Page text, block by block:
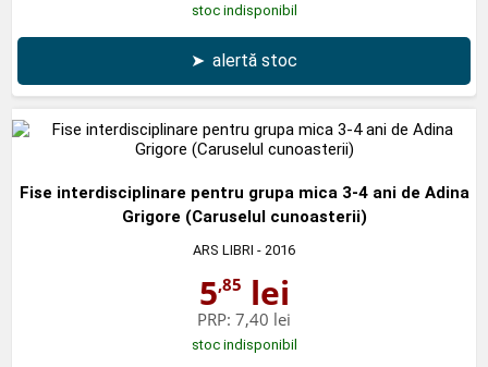
stoc indisponibil
➤ alertă stoc
Fise interdisciplinare pentru grupa mica 3-4 ani de Adina
Grigore (Caruselul cunoasterii)
ARS LIBRI - 2016
5,85 lei
PRP: 7,40 lei
stoc indisponibil